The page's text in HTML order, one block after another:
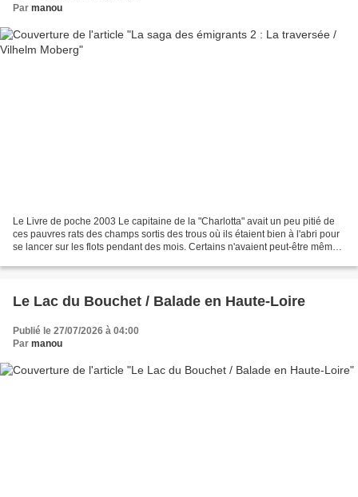
Par manou
Le Livre de poche 2003 Le capitaine de la "Charlotta" avait un peu pitié de
ces pauvres rats des champs sortis des trous où ils étaient bien à l'abri pour
se lancer sur les flots pendant des mois. Certains n'avaient peut-être même
Le Lac du Bouchet / Balade en Haute-Loire
Publié le 27/07/2026 à 04:00
Par manou